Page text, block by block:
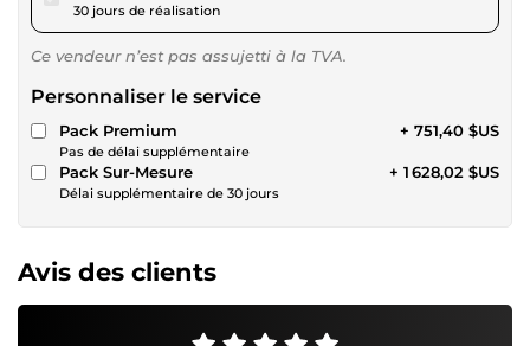
30 jours de réalisation
Ce vendeur n’est pas assujetti à la TVA.
Personnaliser le service
Pack Premium
Pas de délai supplémentaire
+ 751,40 $US
Pack Sur-Mesure
Délai supplémentaire de 30 jours
+ 1 628,02 $US
Avis des clients